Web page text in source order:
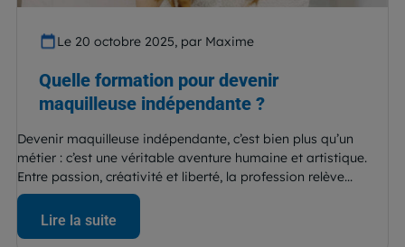
Le 20 octobre 2025, par Maxime
Quelle formation pour devenir
maquilleuse indépendante ?
Devenir maquilleuse indépendante, c’est bien plus qu’un
métier : c’est une véritable aventure humaine et artistique.
Entre passion, créativité et liberté, la profession relève...
Lire la suite